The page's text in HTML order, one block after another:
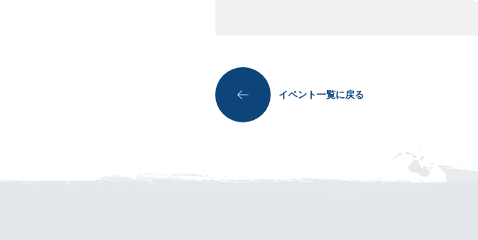
イベント一覧に戻る